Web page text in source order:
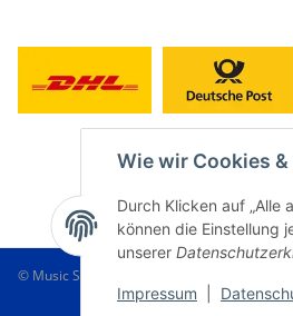
Wie wir Cookies
Durch Klicken auf „Alle
können die Einstellung
unserer
Impressum
© Music Service Geiger e.K. - Kronach -